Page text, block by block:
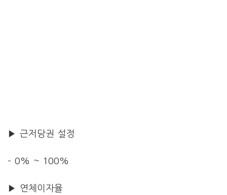
▶ 근저당권 설정
– 0% ~ 100%
▶ 연체이자율